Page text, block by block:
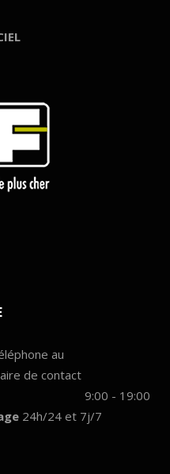
au
de contact
9:00 - 19:00
24h/24 et 7j/7